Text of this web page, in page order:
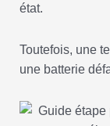
état.
Toutefois, une
une batterie